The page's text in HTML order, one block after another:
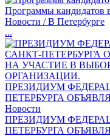
Программы
Новости / В Петербурге
...
ПРЕЗИДИУМ
ПЕТЕРБУРГА
Новости
ПРЕЗИДИУМ
ПЕТЕРБУРГА